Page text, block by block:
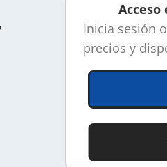
Inicia sesión
precios y